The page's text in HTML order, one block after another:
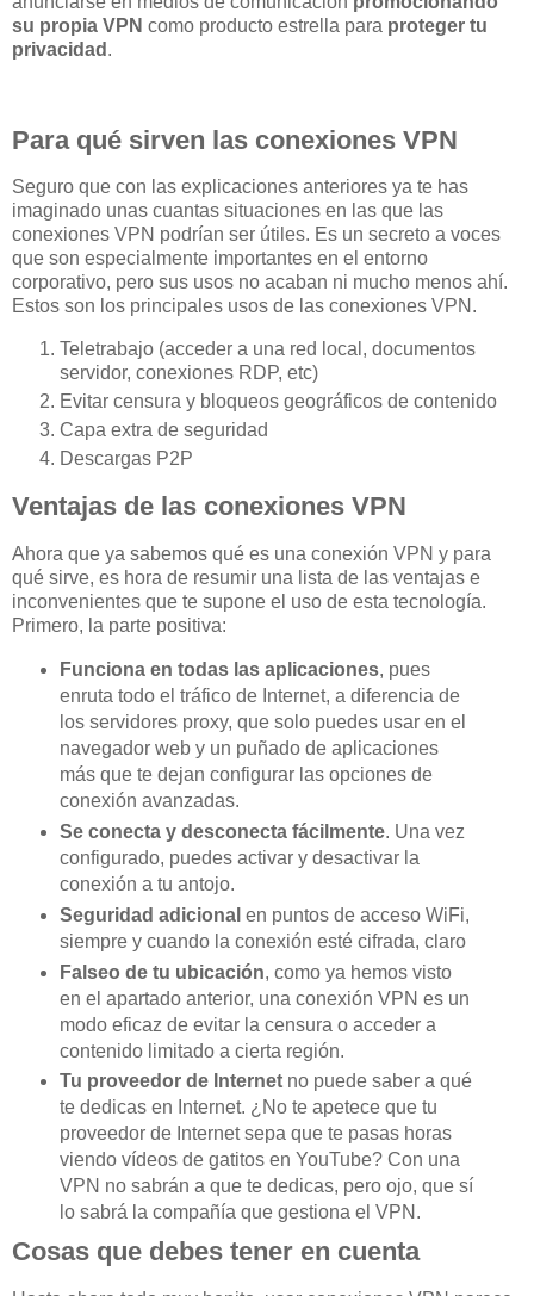
su propia VPN como producto estrella para proteger tu
privacidad .
Para qué sirven las conexiones VPN
Seguro que con las explicaciones anteriores ya te has
imaginado unas cuantas situaciones en las que las
conexiones VPN podrían ser útiles. Es un secreto a voces
que son especialmente importantes en el entorno
corporativo, pero sus usos no acaban ni mucho menos ahí.
Estos son los principales usos de las conexiones VPN.
Teletrabajo (acceder a una red local, documentos
servidor, conexiones RDP, etc)
Evitar censura y bloqueos geográficos de contenido
Capa extra de seguridad
Descargas P2P
Ventajas de las conexiones VPN
Ahora que ya sabemos qué es una conexión VPN y para
qué sirve, es hora de resumir una lista de las ventajas e
inconvenientes que te supone el uso de esta tecnología.
Primero, la parte positiva:
Funciona en todas las aplicaciones, pues
enruta todo el tráfico de Internet, a diferencia de
los servidores proxy, que solo puedes usar en el
navegador web y un puñado de aplicaciones
más que te dejan configurar las opciones de
conexión avanzadas.
Se conecta y desconecta fácilmente. Una vez
configurado, puedes activar y desactivar la
conexión a tu antojo.
Seguridad adicional en puntos de acceso WiFi,
siempre y cuando la conexión esté cifrada, claro
Falseo de tu ubicación, como ya hemos visto
en el apartado anterior, una conexión VPN es un
modo eficaz de evitar la censura o acceder a
contenido limitado a cierta región.
Tu proveedor de Internetno puede saber a qué
te dedicas en Internet. ¿No te apetece que tu
proveedor de Internet sepa que te pasas horas
viendo vídeos de gatitos en YouTube? Con una
VPN no sabrán a que te dedicas, pero ojo, que sí
lo sabrá la compañía que gestiona el VPN.
Cosas que debes tener en cuenta